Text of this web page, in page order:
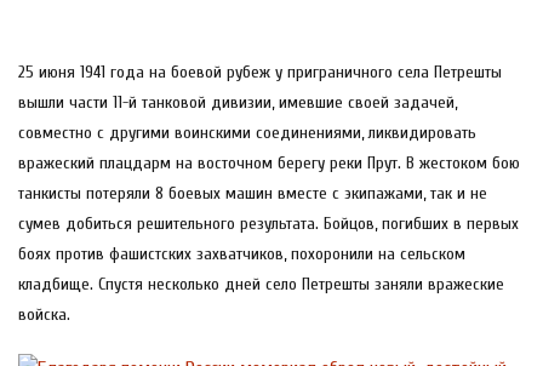
25 июня 1941 года на боевой рубеж у приграничного села Петрешты
вышли части 11-й танковой дивизии, имевшие своей задачей,
совместно с другими воинскими соединениями, ликвидировать
вражеский плацдарм на восточном берегу реки Прут. В жестоком бою
танкисты потеряли 8 боевых машин вместе с экипажами, так и не
сумев добиться решительного результата. Бойцов, погибших в первых
боях против фашистских захватчиков, похоронили на сельском
кладбище. Спустя несколько дней село Петрешты заняли вражеские
войска.